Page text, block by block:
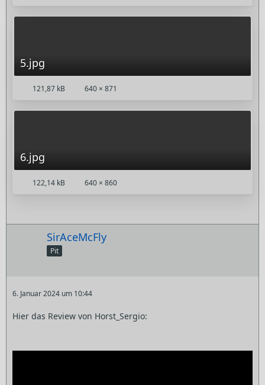
5.jpg
121,87 kB 640 × 871
6.jpg
122,14 kB 640 × 860
SirAceMcFly
Pit
6. Januar 2024 um 10:44
Hier das Review von Horst_Sergio: